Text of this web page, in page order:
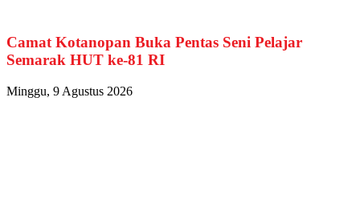
Camat Kotanopan Buka Pentas Seni Pelajar
Semarak HUT ke-81 RI
Minggu, 9 Agustus 2026